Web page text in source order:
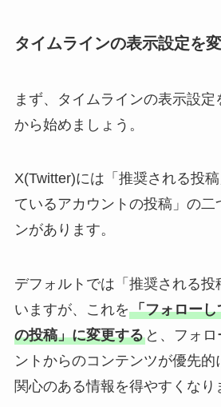
タイムラインの表示設定を
まず、タイムラインの表示設定
から始めましょう。
X(Twitter)には「推奨される投
ているアカウントの投稿」の二
ンがあります。
デフォルトでは「推奨される投
いますが、これを「フォロー
の投稿」に変更すると、フォロ
ントからのコンテンツが優先的
関心のある情報を得やすくなり